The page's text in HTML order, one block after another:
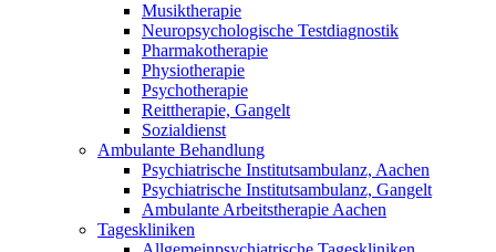
Musiktherapie
Neuropsychologische Testdiagnostik
Pharmakotherapie
Physiotherapie
Psychotherapie
Reittherapie, Gangelt
Sozialdienst
Ambulante Behandlung
Psychiatrische Institutsambulanz, Aachen
Psychiatrische Institutsambulanz, Gangelt
Ambulante Arbeitstherapie Aachen
Tageskliniken